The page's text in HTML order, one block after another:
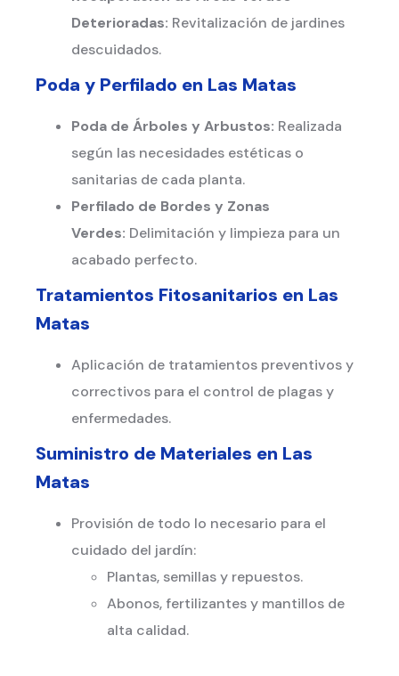
Deterioradas: Revitalización de jardines
descuidados.
Poda y Perfilado en Las Matas
Poda de Árboles y Arbustos: Realizada
según las necesidades estéticas o
sanitarias de cada planta.
Perfilado de Bordes y Zonas
Verdes: Delimitación y limpieza para un
acabado perfecto.
Tratamientos Fitosanitarios en Las
Matas
Aplicación de tratamientos preventivos y
correctivos para el control de plagas y
enfermedades.
Suministro de Materiales en Las
Matas
Provisión de todo lo necesario para el
cuidado del jardín:
Plantas, semillas y repuestos.
Abonos, fertilizantes y mantillos de
alta calidad.